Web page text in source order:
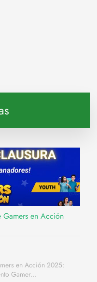
Gamers en Acción
en Acción 2025:
Gamer...